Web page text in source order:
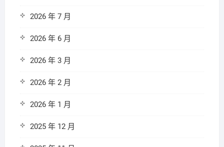
2026 年 7 月
2026 年 6 月
2026 年 3 月
2026 年 2 月
2026 年 1 月
2025 年 12 月